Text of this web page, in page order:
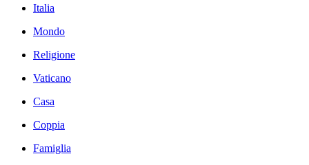
Italia
Mondo
Religione
Vaticano
Casa
Coppia
Famiglia